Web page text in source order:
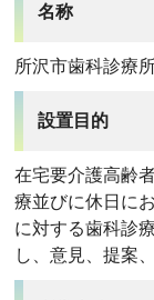
名称
所沢市歯科診療
設置目的
在宅要介護高齢
療並びに休日に
に対する歯科診
し、意見、提案